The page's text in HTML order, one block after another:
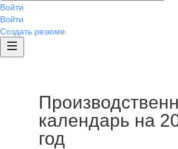
Войти
Войти
Создать резюме
календарь на
год